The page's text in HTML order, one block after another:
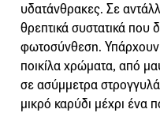
υδατάνθρακες. Σε
θρεπτικά συστατικά που
φωτοσύνθεση.
ποικίλα χρώματα, από
σε ασύμμετρα
μικρό καρύδι μέχρι ένα